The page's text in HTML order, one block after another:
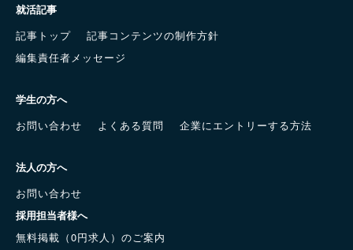
就活記事
記事トップ
記事コンテンツの制作方針
編集責任者メッセージ
学生の方へ
お問い合わせ
よくある質問 企業にエントリーする方法
法人の方へ
お問い合わせ
採用担当者様へ
無料掲載（0円求人）のご案内